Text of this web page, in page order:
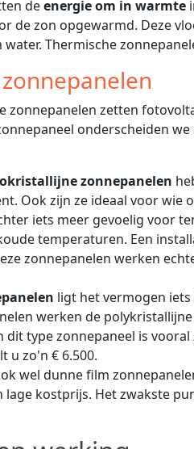
deenergie om in warmte
de zon opgewarmd. Deze
Thermische
zonnepanelen zetten
onderscheiden
zonnepanelen
Ook zijn ze ideaal voor
iets meer gevoelig voor
temperaturen. Een
zonnepanelen werken
ligt het vermogen iets
werken de
type zonnepaneel is
u zo'n € 6.500.
wel dunne film
kostprijs. Het zwakste